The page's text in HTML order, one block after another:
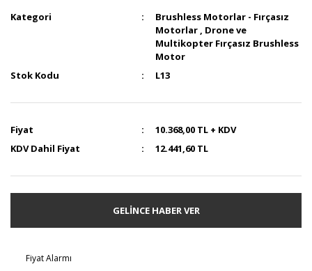
Kategori
Brushless Motorlar - Fırçasız
Motorlar , Drone ve
Multikopter Fırçasız Brushless
Motor
Stok Kodu
L13
Fiyat
10.368,00 TL + KDV
KDV Dahil Fiyat
12.441,60 TL
GELİNCE HABER VER
Fiyat Alarmı